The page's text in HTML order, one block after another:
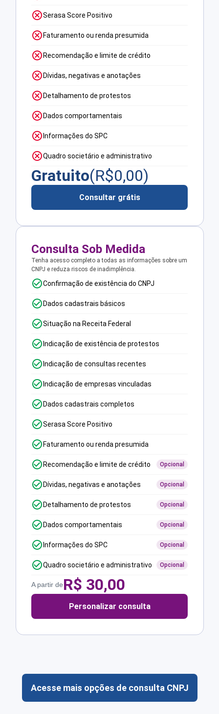
Serasa Score Positivo
Faturamento ou renda presumida
Recomendação e limite de crédito
Dívidas, negativas e anotações
Detalhamento de protestos
Dados comportamentais
Informações do SPC
Quadro societário e administrativo
Gratuito(R$0,00)
Consultar grátis
Consulta Sob Medida
Tenha acesso completo a todas as informações sobre um
CNPJ e reduza riscos de inadimplência.
Confirmação de existência do CNPJ
Dados cadastrais básicos
Situação na Receita Federal
Indicação de existência de protestos
Indicação de consultas recentes
Indicação de empresas vinculadas
Dados cadastrais completos
Serasa Score Positivo
Faturamento ou renda presumida
Recomendação e limite de crédito Opcional
Dívidas, negativas e anotações Opcional
Detalhamento de protestos Opcional
Dados comportamentais Opcional
Informações do SPC Opcional
Quadro societário e administrativo Opcional
A partir deR$ 30,00
Personalizar consulta
Acesse mais opções de consulta CNPJ